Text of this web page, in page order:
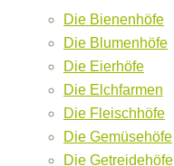
Die Bienenhöfe
Die Blumenhöfe
Die Eierhöfe
Die Elchfarmen
Die Fleischhöfe
Die Gemüsehöfe
Die Getreidehöfe